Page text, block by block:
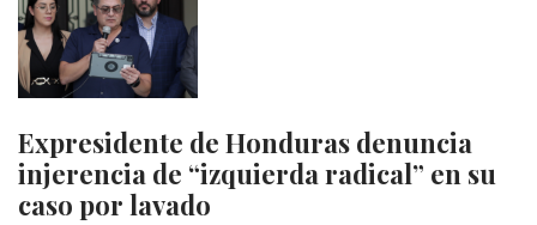
Expresidente de Honduras denuncia
injerencia de “izquierda radical” en su
caso por lavado